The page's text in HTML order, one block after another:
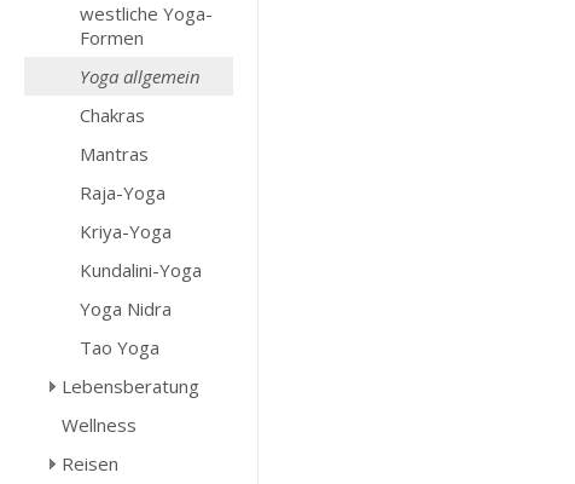
westliche Yoga-
Formen
Yoga allgemein
Chakras
Mantras
Raja-Yoga
Kriya-Yoga
Kundalini-Yoga
Yoga Nidra
Tao Yoga
Lebensberatung
Wellness
Reisen